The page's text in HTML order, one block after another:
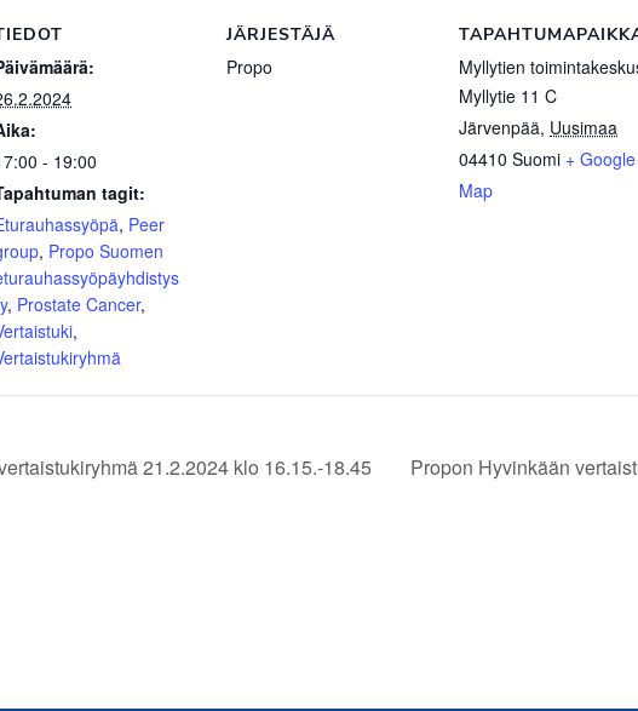
- 19:00
tagit:
, Peer
, Propo Suomen
, Prostate Cancer,
,
JÄRJESTÄJÄ
Propo
Myllytien
Myllytie 11 C
Järvenpää, Uusimaa
04410 Suomi + Google
Map
21.2.2024 klo 16.15.-18.45 Propon Hyvinkään